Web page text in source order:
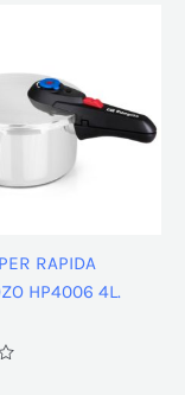
RAPIDA
HP4006 4L.